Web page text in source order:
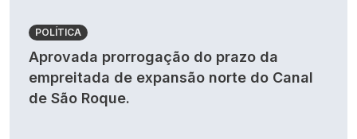
POLÍTICA
Aprovada prorrogação do prazo da
empreitada de expansão norte do Canal
de São Roque.